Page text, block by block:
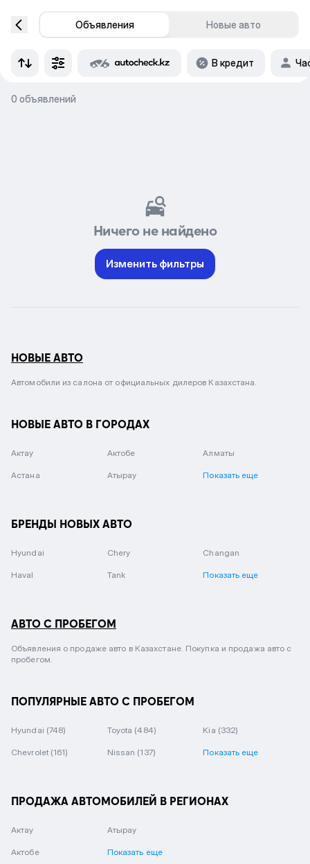
Объявления Новые авто
В кредит
0 объявлений
Ничего не найдено
Изменить фильтры
НОВЫЕ АВТО
Автомобили из салона от официальных дилеров Казахстана.
НОВЫЕ АВТО В ГОРОДАХ
Актау Актобе Алматы
Астана Атырау Показать еще
БРЕНДЫ НОВЫХ АВТО
Hyundai Chery Changan
Haval Tank Показать еще
АВТО С ПРОБЕГОМ
Объявления о продаже авто в Казахстане. Покупка и продажа авто с
пробегом.
ПОПУЛЯРНЫЕ АВТО С ПРОБЕГОМ
Hyundai (748) Toyota (484) Kia (332)
Chevrolet (161) Nissan (137) Показать еще
ПРОДАЖА АВТОМОБИЛЕЙ В РЕГИОНАХ
Актау
Актобе
Атырау
Показать еще